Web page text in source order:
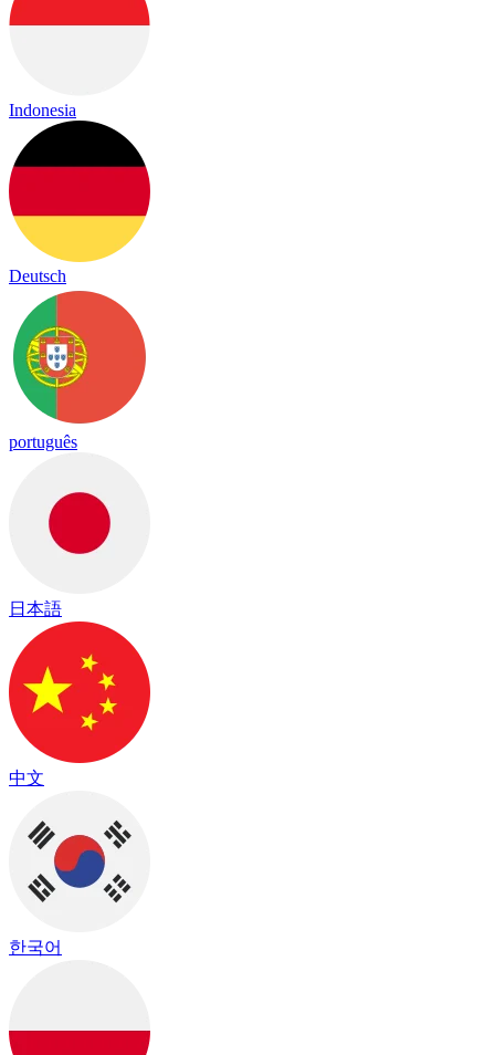
Indonesia
Deutsch
português
日本語
中文
한국어